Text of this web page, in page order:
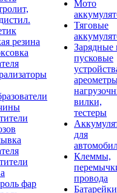
резина
фар
Мото
Тяговые
Зарядные
пусковые
вилки,
тестеры
для
Клеммы,
провода